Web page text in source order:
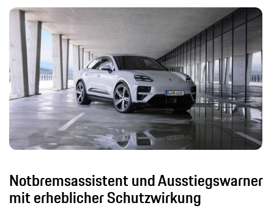
Notbremsassistent und Ausstiegswarner
mit erheblicher Schutzwirkung